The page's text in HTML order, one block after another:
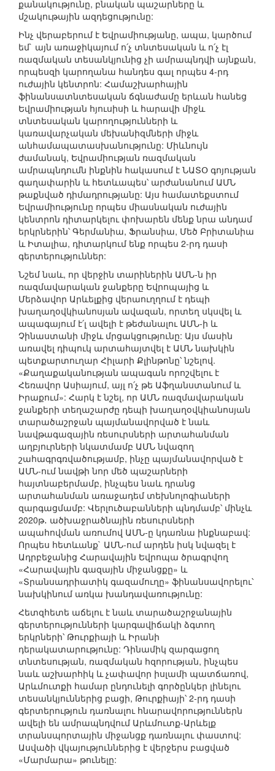
քանակությունը, բնական պաշարները և
մշակութային ազդեցությունը:
Ինչ վերաբերում է Եվրամիությանը, ապա, կարծում
եմ` այն առաջիկայում ո՛չ տնտեսական և ո՛չ էլ
ռազմական տեսանկյունից չի ամրապնդվի այնքան,
որպեսզի կարողանա հանդես գալ որպես 4-րդ
ուժային կենտրոն: Համաշխարհային
ֆինանսատնտեսական ճգնաժամը երևան հանեց
Եվրամիության հյուսիսի և հարավի միջև
տնտեսական կարողությունների և
կառավարչական մեխանիզմների միջև
անհամապատասխանությունը: Միևնույն
ժամանակ, Եվրամիության ռազմական
ամրապնդումն ինքնին հակասում է ՆԱՏՕ գոյության
գաղափարին և հետևապես՝ արժանանում ԱՄՆ
թաքնված դիմադրությանը: Այս համատեքստում
Եվրամիությունը որպես միասնական ուժային
կենտրոն դիտարկելու փոխարեն մենք նրա անդամ
երկրներին՝ Գերմանիա, Ֆրանսիա, Մեծ Բրիտանիա
և Իտալիա, դիտարկում ենք որպես 2-րդ դասի
գերտերություններ:
Նշեմ նաև, որ վերջին տարիներին ԱՄՆ-ն իր
ռազմավարական ջանքերը Եվրոպայից և
Մերձավոր Արևելքից վերաուղղում է դեպի
խաղաղօվկիանոսյան ավազան, որտեղ սկսվել և
ապագայում է՛լ ավելի է թեժանալու ԱՄՆ-ի և
Չինաստանի միջև մրցակցությունը: Այս մասին
առավել դիպուկ արտահայտվել է ԱՄՆ նախկին
պետքարտուղար Հիլարի Քլինթոնը՝ նշելով.
«Քաղաքականության ապագան որոշվելու է
Հեռավոր Ասիայում, այլ ո՛չ թե Աֆղանստանում և
Իրաքում»: Հարկ է նշել, որ ԱՄՆ ռազմավարական
ջանքերի տեղաշարժը դեպի խաղաղօվկիանոսյան
տարածաշրջան պայմանավորված է նաև
նավթագազային ռեսուրսների արտահանման
աղբյուրների նկատմամբ ԱՄՆ նվազող
շահագրգռվածությամբ, ինչը պայմանավորված է
ԱՄՆ-ում նավթի նոր մեծ պաշարների
հայտնաբերմամբ, ինչպես նաև դրանց
արտահանման առաջադեմ տեխնոլոգիաների
զարգացմամբ: Վերլուծաբանների պնդմամբ՝ մինչև
2020թ․ ածխաջրածնային ռեսուրսների
ապահովման առումով ԱՄՆ-ը կդառնա ինքնաբավ:
Որպես հետևանք` ԱՄՆ-ում արդեն իսկ նվազել է
Ադրբեջանից Հարավային Եվրոպա ծրագրվող
«Հարավային գազային միջանցքը» և
«Տրանսադրիատիկ գազամուղը» ֆինանսավորելու՝
նախկինում առկա խանդավառությունը:
Հետզհետե աճելու է նաև տարածաշրջանային
գերտերությունների կարգավիճակի ձգտող
երկրների՝ Թուրքիայի և Իրանի
դերակատարությունը: Դինամիկ զարգացող
տնտեսության, ռազմական հզորության, ինչպես
նաև աշխարհիկ և չափավոր իսլամի պատճառով,
Արևմուտքի համար ընդունելի գործընկեր լինելու
տեսանկյուններից բացի, Թուրքիայի՝ 2-րդ դասի
գերտերություն դառնալու հնարավորություններն
ավելի են ամրապնդվում Արևմուտք-Արևելք
տրանսպորտային միջանցք դառնալու փաստով:
Ասվածի վկայություններից է վերջերս բացված
«Մարմարա» թունելը: